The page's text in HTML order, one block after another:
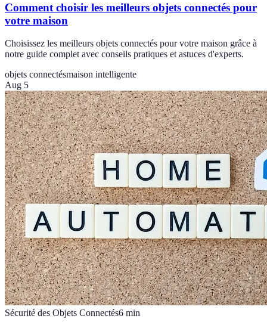
Comment choisir les meilleurs objets connectés pour
votre maison
Choisissez les meilleurs objets connectés pour votre maison grâce à
notre guide complet avec conseils pratiques et astuces d'experts.
objets connectésmaison intelligente
Aug 5
Sécurité des Objets Connectés6 min